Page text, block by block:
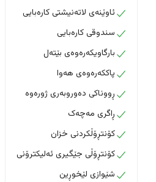
ئاوێنەی لاتەنیشتی کارەبایی
سندوقی کارەبایی
بارگاویکەرەوەی بێتەل
پاککەرەوەی هەوا
ڕووناکی دەوروبەری ژورەوە
ڕاگری مەچەک
کۆنتڕۆڵکردنی خزان
کۆنتڕۆڵی جێگیری ئەلیکترۆنی
شێوازی لێخوڕین